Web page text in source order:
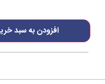
افزودن به سبد